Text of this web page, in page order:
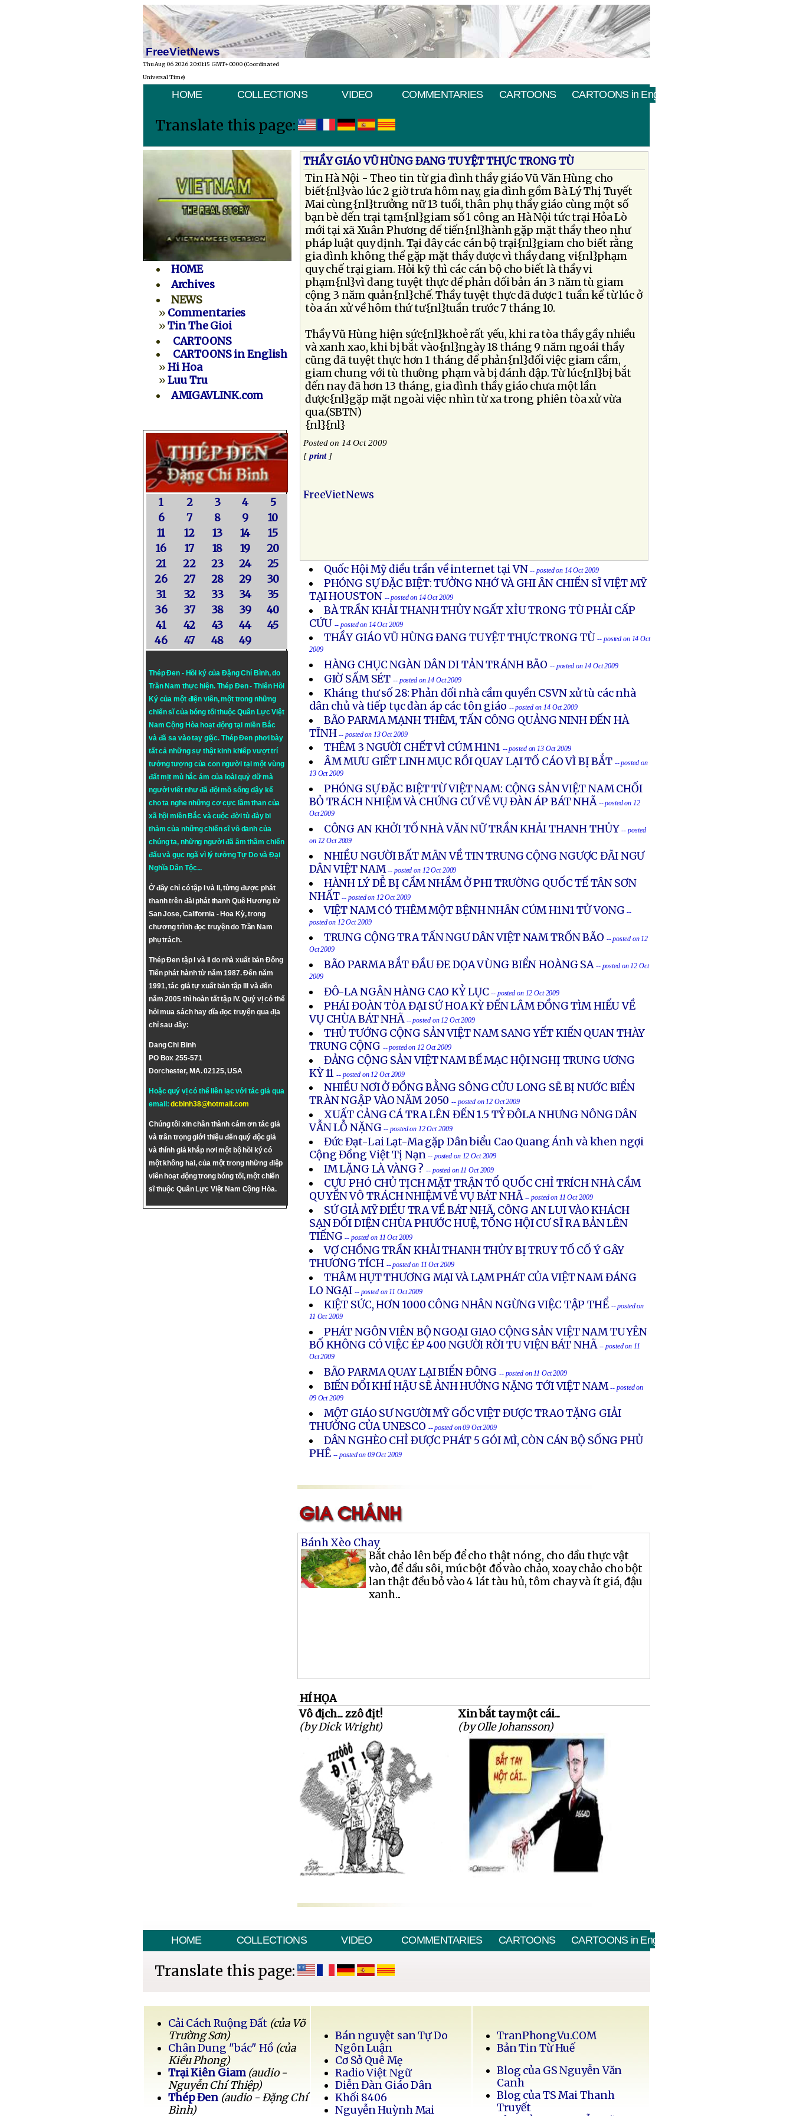
FreeVietNews
Thu Aug 06 2026 20:01:15 GMT+0000 (Coordinated
Universal Time)
HOME COLLECTIONS VIDEO COMMENTARIES CARTOONS CARTOONS in English
Translate this page:
HOME
Archives
NEWS
» Commentaries
»Tin The Gioi
CARTOONS
CARTOONS in English
»Hi Hoa
»Luu Tru
AMIGAVLINK.com
1 2 3 4
5
6
7 8 9
10
11
12 13 14
15
16
17 18 19
20
21
22 23 24
25
26
27 28 29
30
31
32 33 34
35
36
37 38 39
40
41
42 43 44
45
46
47 48 49
Thép Đen - Hồi ký của Đặng Chí Bình, do
Trần Nam thực hiện. Thép Đen- Thiên Hồi
Ký của một điện viên, một trong những
chiến sĩ của bóng tối thuộc Quân Lực Việt
Nam Cộng Hòa hoạt động tại miền Bắc
và đã sa vào tay giặc. Thép Đen phơi bày
tất cả những sự thật kinh khiếp vượt trí
tưởng tượng của con người tại một vùng
đất mịt mù hắc ám của loài quỷ dữ mà
người viết như đã đội mồ sống dậy kể
cho ta nghe những cơ cực lầm than của
xã hội miền Bắc và cuộc đời tù đày bi
thảm của những chiến sĩ vô danh của
chúng ta, những người đã âm thầm chiến
đấu và gục ngã vì lý tưởngTự DovàĐại
Nghĩa Dân Tộc...
Ở đây chỉ có tập I và II, từng được phát
thanh trên đài phát thanh Quê Hương từ
San Jose, California - Hoa Kỳ, trong
chương trình đọc truyện do Trần Nam
phụ trách.
Thép Đen tập I và II do nhà xuất bản Đông
Tiến phát hành từ năm 1987. Đến năm
1991, tác giả tự xuất bản tập III và đến
năm 2005 thì hoàn tất tập IV. Quý vị có thể
hỏi mua sách hay dĩa đọc truyện qua địa
chỉ sau đây:
Dang Chi Binh
PO Box 255-571
Dorchester, MA. 02125, USA
Hoặc quý vị có thể liên lạc với tác giả qua
email:dcbinh38@hotmail.com
Chúng tôi xin chân thành cám ơn tác giả
và trân trọng giới thiệu đến quý độc giả
và thính giả khắp nơi một bộ hồi ký có
một không hai, của một trong những điệp
viên hoạt động trong bóng tối, một chiến
sĩ thuộc Quân Lực Việt Nam Cộng Hòa.
THẦY GIÁO VŨ HÙNG ÐANG TUYỆT THỰC TRONG TÙ
Tin Hà Nội - Theo tin từ gia đình thầy giáo Vũ Văn Hùng cho
biết{nl}vào lúc 2 giờ trưa hôm nay, gia đình gồm Bà Lý Thị Tuyết
Mai cùng{nl}trưởng nữ 13 tuổi, thân phụ thầy giáo cùng một số
bạn bè đến trại tạm{nl}giam số 1 công an Hà Nội tức trại Hỏa Lò
mới tại xã Xuân Phương để tiến{nl}hành gặp mặt thầy theo như
pháp luật quy định. Tại đây các cán bộ trại{nl}giam cho biết rằng
gia đình không thể gặp mặt thầy được vì thầy đang vi{nl}phạm
quy chế trại giam. Hỏi kỹ thì các cán bộ cho biết là thầy vi
phạm{nl}vì đang tuyệt thực để phản đối bản án 3 năm tù giam
cộng 3 năm quản{nl}chế. Thầy tuyệt thực đã được 1 tuần kể từ lúc ở
tòa án xử về hôm thứ tư{nl}tuần trước 7 tháng 10.
Thầy Vũ Hùng hiện sức{nl}khoẻ rất yếu, khi ra tòa thầy gầy nhiều
và xanh xao, khi bị bắt vào{nl}ngày 18 tháng 9 năm ngoái thầy
cũng đã tuyệt thực hơn 1 tháng để phản{nl}đối việc giam cầm,
giam chung với tù thường phạm và bị đánh đập. Từ lúc{nl}bị bắt
đến nay đã hơn 13 tháng, gia đình thầy giáo chưa một lần
được{nl}gặp mặt ngoài việc nhìn từ xa trong phiên tòa xử vừa
qua.(SBTN)
{nl}{nl}
Posted on 14 Oct 2009
[print]
FreeVietNews
Quốc Hội Mỹ điều trần về internet tại VN -- posted on 14 Oct 2009
PHÓNG SỰ ĐẶC BIỆT: TƯỞNG NHỚ VÀ GHI ÂN CHIẾN SĨ VIỆT MỸ
TẠI HOUSTON -- posted on 14 Oct 2009
BÀ TRẦN KHẢI THANH THỦY NGẤT XỈU TRONG TÙ PHẢI CẤP
CỨU -- posted on 14 Oct 2009
THẦY GIÁO VŨ HÙNG ĐANG TUYỆT THỰC TRONG TÙ -- posted on 14 Oct
2009
HÀNG CHỤC NGÀN DÂN DI TẢN TRÁNH BÃO -- posted on 14 Oct 2009
GIỜ SẤM SÉT -- posted on 14 Oct 2009
Kháng thư số 28: Phản đối nhà cầm quyền CSVN xử tù các nhà
dân chủ và tiếp tục đàn áp các tôn giáo -- posted on 14 Oct 2009
BÃO PARMA MẠNH THÊM, TẤN CÔNG QUẢNG NINH ĐẾN HÀ
TĨNH -- posted on 13 Oct 2009
THÊM 3 NGƯỜI CHẾT VÌ CÚM H1N1 -- posted on 13 Oct 2009
ÂM MƯU GIẾT LINH MỤC RỒI QUAY LẠI TỐ CÁO VÌ BỊ BẮT -- posted on
13 Oct 2009
PHÓNG SỰ ÐẶC BIỆT TỪ VIỆT NAM: CỘNG SẢN VIỆT NAM CHỐI
BỎ TRÁCH NHIỆM VÀ CHỨNG CỨ VỀ VỤ ÐÀN ÁP BÁT NHÃ -- posted on 12
Oct 2009
CÔNG AN KHỞI TỐ NHÀ VĂN NỮ TRẦN KHẢI THANH THỦY -- posted
on 12 Oct 2009
NHIỀU NGƯỜI BẤT MÃN VỀ TIN TRUNG CỘNG NGƯỢC ĐÃI NGƯ
DÂN VIỆT NAM -- posted on 12 Oct 2009
HÀNH LÝ DỄ BỊ CẦM NHẦM Ở PHI TRƯỜNG QUỐC TẾ TÂN SƠN
NHẤT -- posted on 12 Oct 2009
VIỆT NAM CÓ THÊM MỘT BỆNH NHÂN CÚM H1N1 TỬ VONG --
posted on 12 Oct 2009
TRUNG CỘNG TRA TẤN NGƯ DÂN VIỆT NAM TRỐN BÃO -- posted on 12
Oct 2009
BÃO PARMA BẮT ĐẦU ĐE DỌA VÙNG BIỂN HOÀNG SA -- posted on 12 Oct
2009
ĐÔ-LA NGÂN HÀNG CAO KỶ LỤC -- posted on 12 Oct 2009
PHÁI ĐOÀN TÒA ĐẠI SỨ HOA KỲ ĐẾN LÂM ĐỒNG TÌM HIỂU VỀ
VỤ CHÙA BÁT NHÃ -- posted on 12 Oct 2009
THỦ TƯỚNG CỘNG SẢN VIỆT NAM SANG YẾT KIẾN QUAN THÀY
TRUNG CỘNG -- posted on 12 Oct 2009
ĐẢNG CỘNG SẢN VIỆT NAM BẾ MẠC HỘI NGHỊ TRUNG ƯƠNG
KỲ 11 -- posted on 12 Oct 2009
NHIỀU NƠI Ở ĐỒNG BẰNG SÔNG CỬU LONG SẼ BỊ NƯỚC BIỂN
TRÀN NGẬP VÀO NĂM 2050 -- posted on 12 Oct 2009
XUẤT CẢNG CÁ TRA LÊN ĐẾN 1.5 TỶ ĐÔLA NHƯNG NÔNG DÂN
VẪN LỖ NẶNG -- posted on 12 Oct 2009
Đức Đạt-Lai Lạt-Ma gặp Dân biểu Cao Quang Ánh và khen ngợi
Cộng Đồng Việt Tị Nạn-- posted on 12 Oct 2009
IM LẶNG LÀ VÀNG ? -- posted on 11 Oct 2009
CỰU PHÓ CHỦ TỊCH MẶT TRẬN TỔ QUỐC CHỈ TRÍCH NHÀ CẦM
QUYỀN VÔ TRÁCH NHIỆM VỀ VỤ BÁT NHÃ -- posted on 11 Oct 2009
SỨ GIẢ MỸ ĐIỀU TRA VỀ BÁT NHÃ, CÔNG AN LUI VÀO KHÁCH
SẠN ĐỐI DIỆN CHÙA PHƯỚC HUỆ, TỔNG HỘI CƯ SĨ RA BẢN LÊN
TIẾNG -- posted on 11 Oct 2009
VỢ CHỒNG TRẦN KHẢI THANH THỦY BỊ TRUY TỐ CỐ Ý GÂY
THƯƠNG TÍCH -- posted on 11 Oct 2009
THÂM HỤT THƯƠNG MẠI VÀ LẠM PHÁT CỦA VIỆT NAM ĐÁNG
LO NGẠI -- posted on 11 Oct 2009
KIỆT SỨC, HƠN 1000 CÔNG NHÂN NGỪNG VIỆC TẬP THỂ -- posted on
11 Oct 2009
PHÁT NGÔN VIÊN BỘ NGOẠI GIAO CỘNG SẢN VIỆT NAM TUYÊN
BỐ KHÔNG CÓ VIỆC ÉP 400 NGƯỜI RỜI TU VIỆN BÁT NHÃ -- posted on 11
Oct 2009
BÃO PARMA QUAY LẠI BIỂN ĐÔNG -- posted on 11 Oct 2009
BIẾN ĐỔI KHÍ HẬU SẼ ẢNH HƯỞNG NẶNG TỚI VIỆT NAM -- posted on
09 Oct 2009
MỘT GIÁO SƯ NGƯỜI MỸ GỐC VIỆT ĐƯỢC TRAO TẶNG GIẢI
THƯỞNG CỦA UNESCO -- posted on 09 Oct 2009
DÂN NGHÈO CHỈ ÐƯỢC PHÁT 5 GÓI MÌ, CÒN CÁN BỘ SỐNG PHỦ
PHÊ -- posted on 09 Oct 2009
Bánh Xèo Chay
Bắt chảo lên bếp để cho thật nóng, cho dầu thực vật
vào, để dầu sôi, múc bột đổ vào chảo, xoay chảo cho bột
lan thật đều bỏ vào 4 lát tàu hủ, tôm chay và ít giá, đậu
xanh...
HÍ HỌA
Vô địch... zzô địt!
(by Dick Wright)
Xin bắt tay một cái...
(by Olle Johansson)
HOME COLLECTIONS VIDEO COMMENTARIES CARTOONS CARTOONS in English
Translate this page:
Cải Cách Ruộng Đất (của Võ
Trường Sơn)
Chân Dung "bác" Hồ (của
Kiều Phong)
Trại Kiên Giam (audio -
Nguyễn Chí Thiệp)
Thép Đen (audio - Đặng Chí
Bình)
Bán nguyệt san Tự Do
Ngôn Luận
Cơ Sở Quê Mẹ
Radio Việt Ngữ
Diễn Đàn Giáo Dân
Khối 8406
Nguyễn Huỳnh Mai
TranPhongVu.COM
Bản Tin Từ Huế
Blog của GS Nguyễn Văn
Canh
Blog của TS Mai Thanh
Truyết